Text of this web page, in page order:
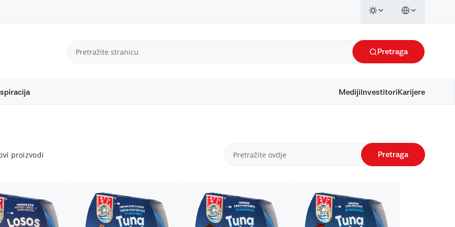
Pretraga
Mediji Investitori Karijere
proizvodi Pretraga